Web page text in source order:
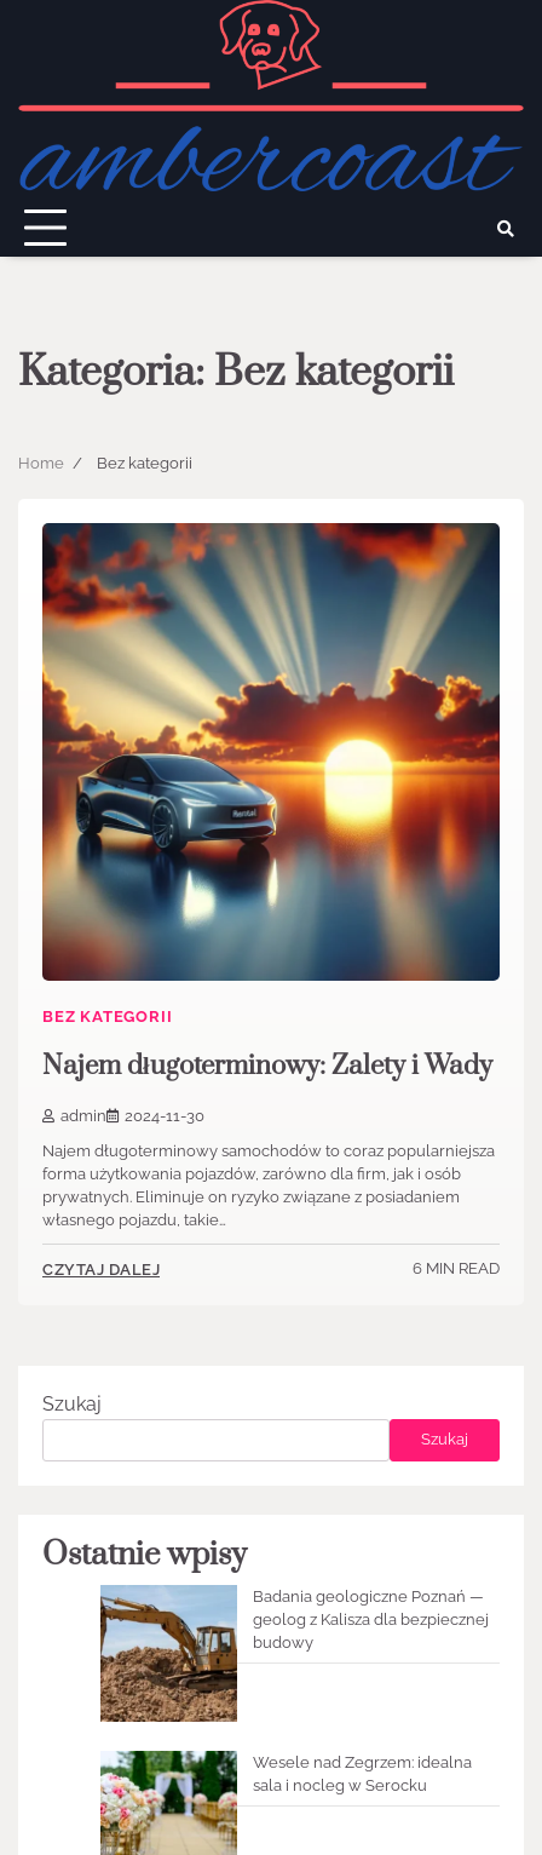
Kategoria: Bez kategorii
Home Bez kategorii
BEZ KATEGORII
Najem długoterminowy: Zalety i Wady
admin
2024-11-30
Najem długoterminowy samochodów to coraz popularniejsza
forma użytkowania pojazdów, zarówno dla firm, jak i osób
prywatnych. Eliminuje on ryzyko związane z posiadaniem
własnego pojazdu, takie…
CZYTAJ DALEJ 6 MIN READ
Szukaj
Szukaj
Ostatnie wpisy
Badania geologiczne Poznań —
geolog z Kalisza dla bezpiecznej
budowy
Wesele nad Zegrzem: idealna
sala i nocleg w Serocku